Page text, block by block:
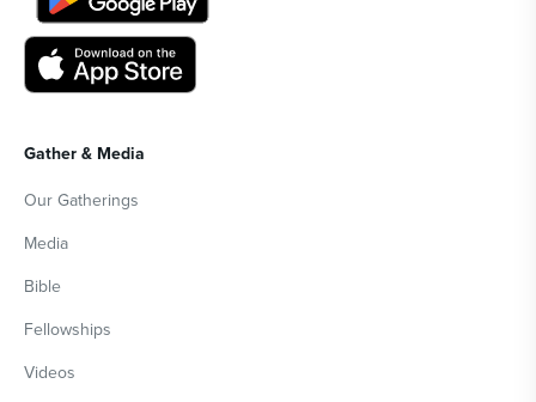
Gather & Media
Our Gatherings
Media
Bible
Fellowships
Videos